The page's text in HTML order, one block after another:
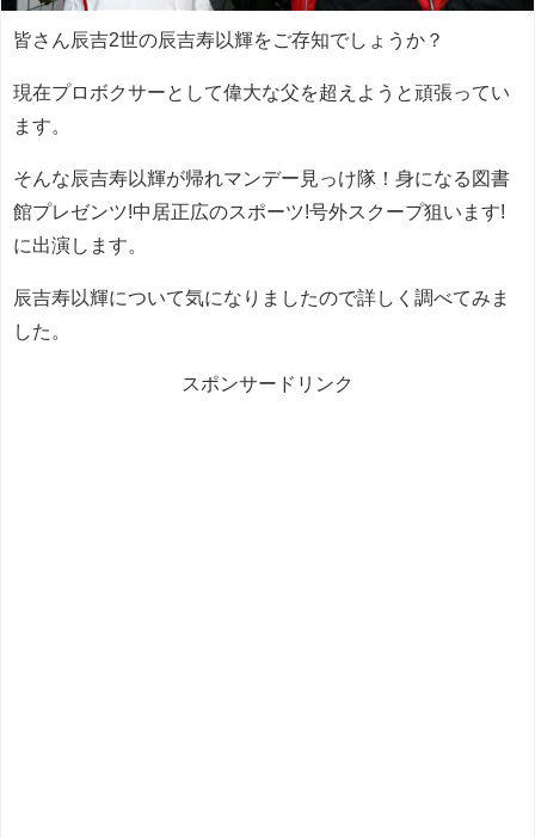
皆さん辰吉2世の辰吉寿以輝をご存知でしょうか？
現在プロボクサーとして偉大な父を超えようと頑張ってい
ます。
そんな辰吉寿以輝が帰れマンデー見っけ隊！身になる図書
館プレゼンツ!中居正広のスポーツ!号外スクープ狙います!
に出演します。
辰吉寿以輝について気になりましたので詳しく調べてみま
した。
スポンサードリンク